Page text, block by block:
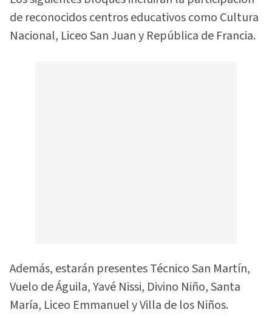
de reconocidos centros educativos como Cultura
Nacional, Liceo San Juan y República de Francia.
Además, estarán presentes Técnico San Martín,
Vuelo de Águila, Yavé Nissi, Divino Niño, Santa
María, Liceo Emmanuel y Villa de los Niños.